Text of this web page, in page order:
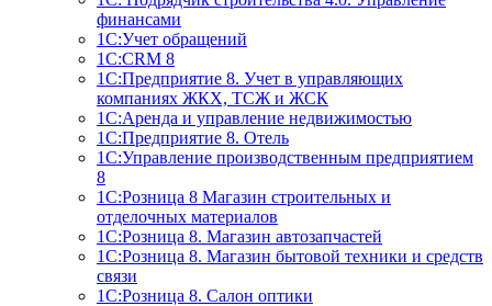
финансами
1С:Учет обращений
1C:CRM 8
1С:Предприятие 8. Учет в управляющих
компаниях ЖКХ, ТСЖ и ЖСК
1С:Аренда и управление недвижимостью
1С:Предприятие 8. Отель
1C:Управление производственным предприятием
8
1С:Розница 8 Магазин строительных и
отделочных материалов
1С:Розница 8. Магазин автозапчастей
1С:Розница 8. Магазин бытовой техники и средств
связи
1С:Розница 8. Салон оптики